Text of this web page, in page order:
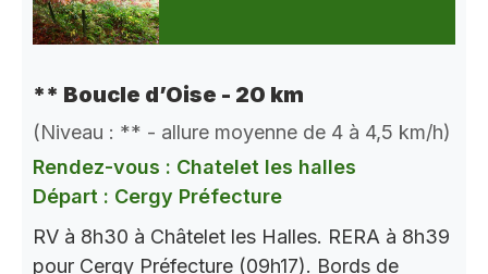
** Boucle d’Oise - 20 km
(Niveau : ** - allure moyenne de 4 à 4,5 km/h)
Rendez-vous : Chatelet les halles
Départ : Cergy Préfecture
RV à 8h30 à Châtelet les Halles. RERA à 8h39
pour Cergy Préfecture (09h17). Bords de